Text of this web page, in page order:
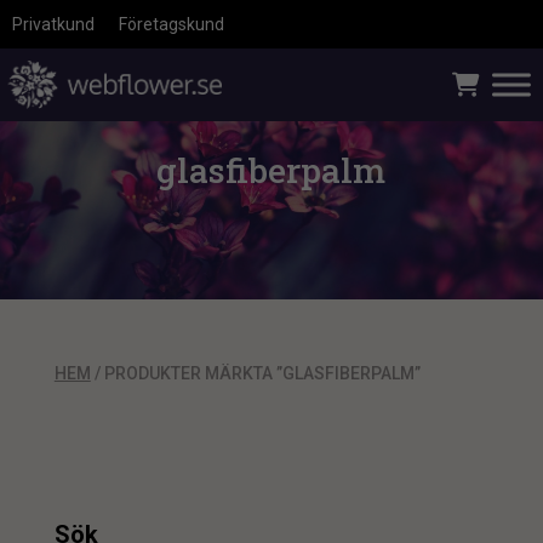
Privatkund Företagskund
glasfiberpalm
HEM / PRODUKTER MÄRKTA ”GLASFIBERPALM”
Sök